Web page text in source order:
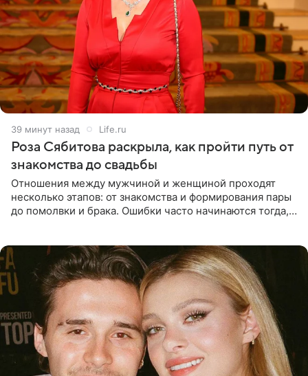
40 минут назад Life.ru
Роза Сябитова раскрыла, как пройти путь от
знакомства до свадьбы
Отношения между мужчиной и женщиной проходят
несколько этапов: от знакомства и формирования пары
до помолвки и брака. Ошибки часто начинаются тогда,